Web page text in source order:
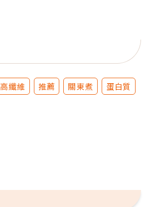
高纖維 推薦 關東煮
蛋白質